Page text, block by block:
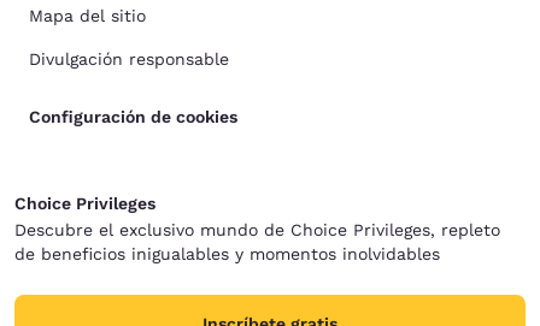
Mapa del sitio
Divulgación responsable
Configuración de cookies
Choice Privileges
Descubre el exclusivo mundo de Choice Privileges, repleto
de beneficios inigualables y momentos inolvidables